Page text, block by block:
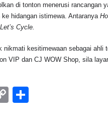
di tonton menerusi rancangan
hidangan istimewa. Antaranya
Let’s Cycle.
nikmati kesitimewaan sebagai ahli
VIP dan CJ WOW Shop, sila
C